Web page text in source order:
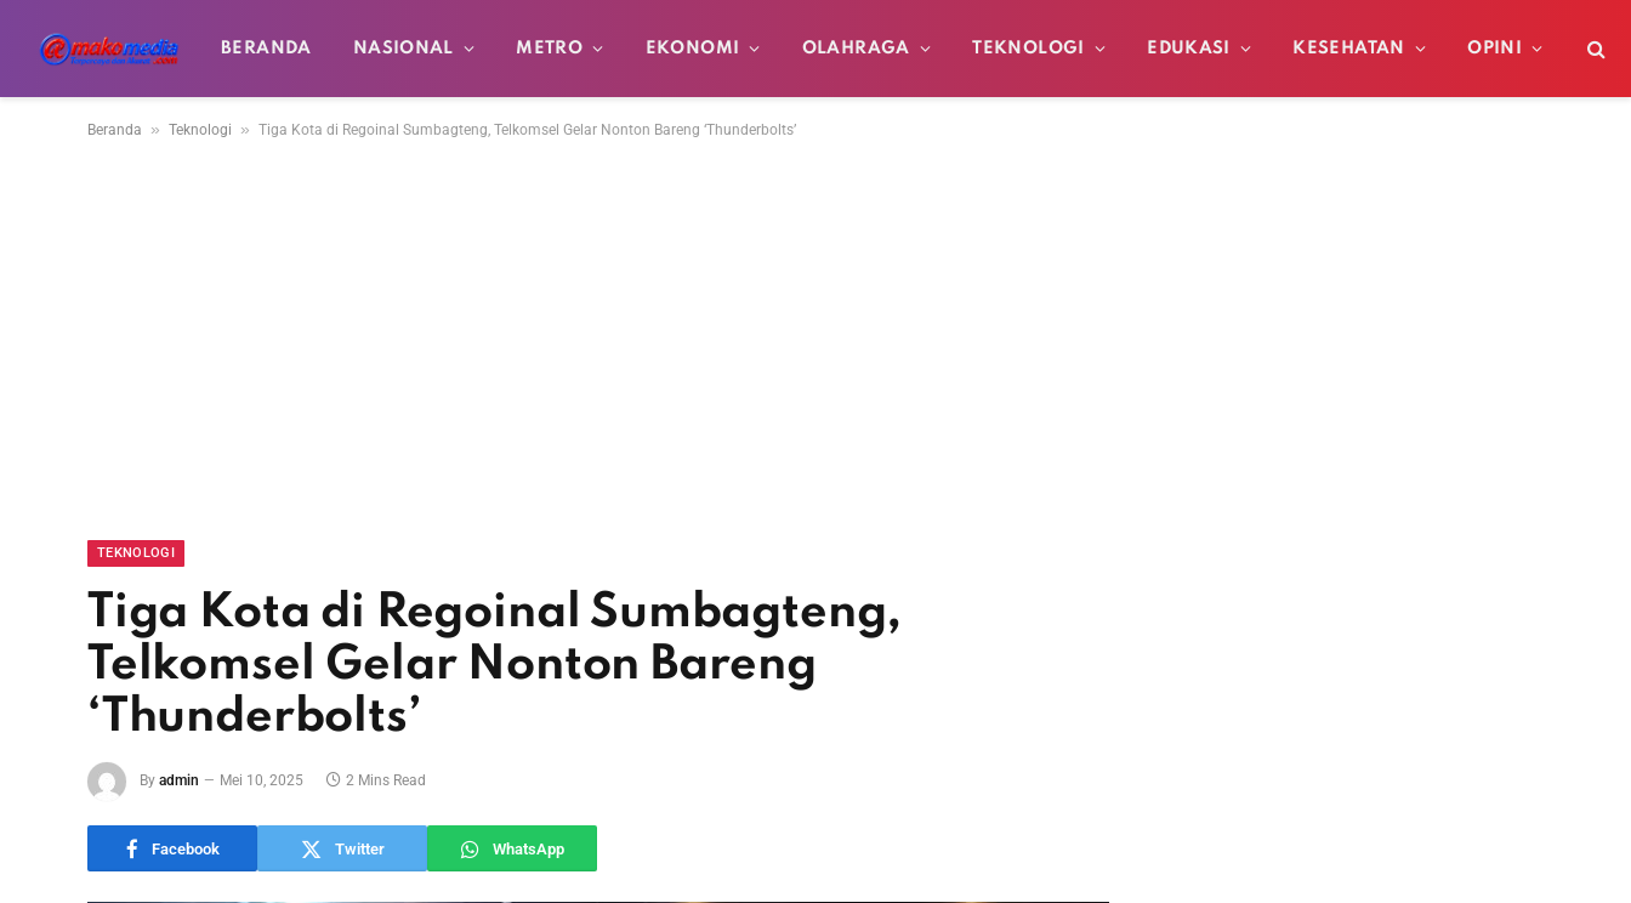
BERANDA NASIONAL METRO EKONOMI OLAHRAGA TEKNOLOGI EDUKASI KESEHATAN OPINI
Beranda » Teknologi » Tiga Kota di Regoinal Sumbagteng, Telkomsel Gelar Nonton Bareng ‘Thunderbolts’
TEKNOLOGI
Tiga Kota di Regoinal Sumbagteng,
Telkomsel Gelar Nonton Bareng
‘Thunderbolts’
By admin Mei 10, 2025 2 Mins Read
Facebook Twitter WhatsApp